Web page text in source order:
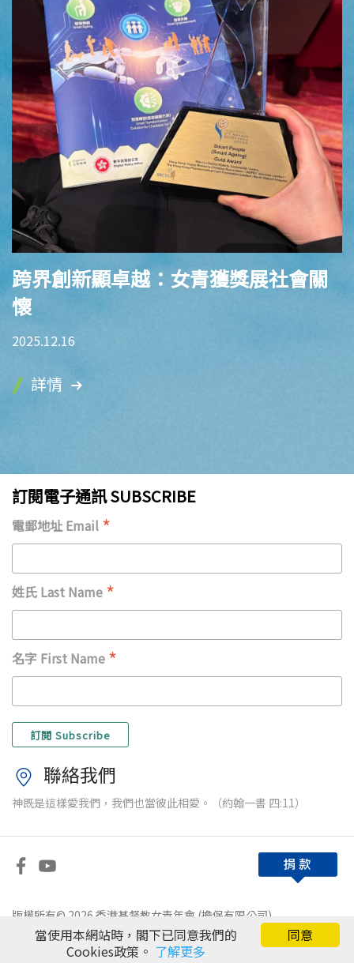
跨界創新顯卓越：女青獲獎展社會關
懷
2025.12.16
詳情
訂閱電子通訊 SUBSCRIBE
電郵地址 Email *
姓氏 Last Name *
名字 First Name *
聯絡我們
神既是這樣愛我們，我們也當彼此相愛。（約翰一書 四:11）
版權所有© 2026 香港基督教女青年會 (擔保有限公司)
免責條款|私隱政策 同意
當使用本網站時，閣下已同意我們的
Cookies政策。 了解更多